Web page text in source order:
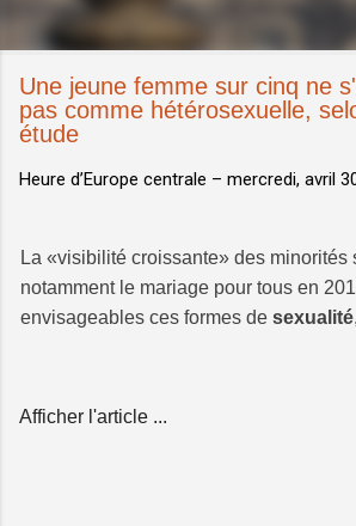
Une jeune femme sur cinq ne
pas comme hétérosexuelle,
étude
Heure d’Europe centrale – mercredi, avril
La «visibilité croissante» des minorités
notamment le mariage pour tous en
envisageables ces formes de sexualité
Afficher l'article ...